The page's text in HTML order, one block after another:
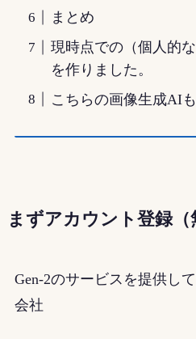
まとめ
現時点での（個人的
を作りました。
こちらの画像生成AI
まずアカウント登録（
Gen-2のサービスを提供し
会社